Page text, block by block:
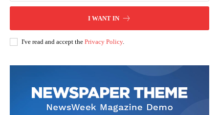
I WANT IN
I've read and accept the Privacy Policy.